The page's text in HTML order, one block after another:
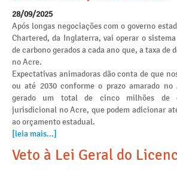
28/09/2025
Após longas negociações com o governo
Chartered, da Inglaterra, vai operar o
de carbono gerados a cada ano que, a taxa de
no Acre.
Expectativas animadoras dão conta de que
ou até 2030 conforme o prazo amarado no
gerado um total de cinco milhões de
jurisdicional no Acre, que podem adicionar
ao orçamento estadual.
[leia mais...]
Veto à Lei Geral do